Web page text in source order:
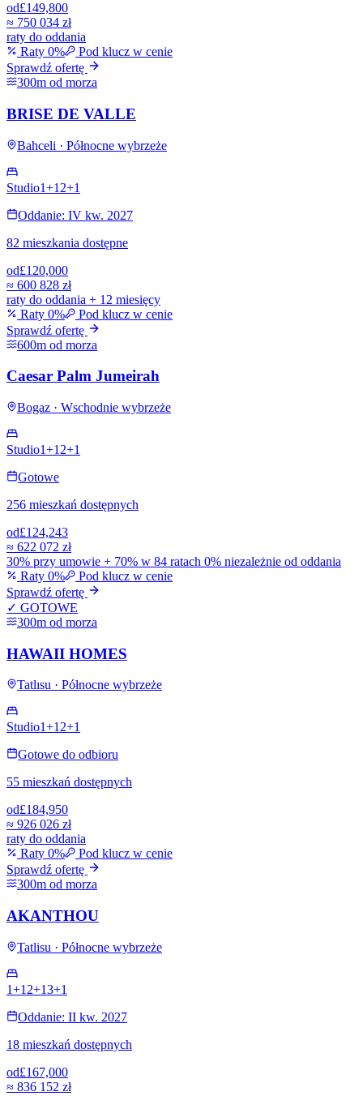
od£149,800
≈ 750 034 zł
raty do oddania
Raty 0%
Pod klucz w cenie
Sprawdź ofertę
300m od morza
BRISE DE VALLE
Bahceli · Północne wybrzeże
Studio1+1 2+1
Oddanie: IV kw. 2027
82 mieszkania dostępne
od£120,000
≈ 600 828 zł
raty do oddania + 12 miesięcy
Raty 0%
Pod klucz w cenie
Sprawdź ofertę
600m od morza
Caesar Palm Jumeirah
Bogaz · Wschodnie wybrzeże
Studio1+1 2+1
Gotowe
256 mieszkań dostępnych
od£124,243
≈ 622 072 zł
30% przy umowie + 70% w 84 ratach 0% niezależnie od oddania
Raty 0%
Pod klucz w cenie
Sprawdź ofertę
✓ GOTOWE
300m od morza
HAWAII HOMES
Tatlısu · Północne wybrzeże
Studio1+1 2+1
Gotowe do odbioru
55 mieszkań dostępnych
od£184,950
≈ 926 026 zł
raty do oddania
Raty 0%
Pod klucz w cenie
Sprawdź ofertę
300m od morza
AKANTHOU
Tatlisu · Północne wybrzeże
1+1 2+13+1
Oddanie: II kw. 2027
18 mieszkań dostępnych
od£167,000
≈ 836 152 zł